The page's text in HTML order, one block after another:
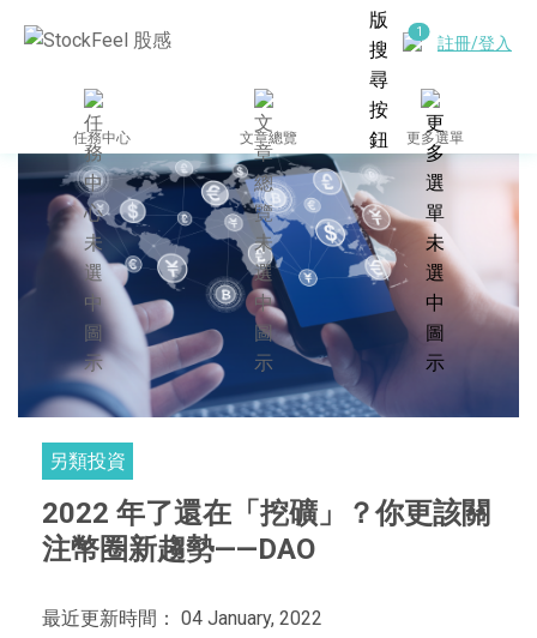
註冊/登入
任務中心 文章總覽 更多選單
另類投資
2022 年了還在「挖礦」？你更該關
注幣圈新趨勢——DAO
最近更新時間： 04 January, 2022